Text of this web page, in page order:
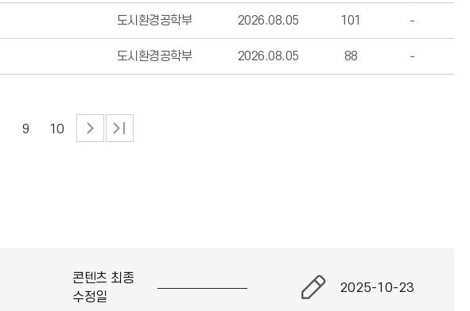
도시환경공학부 2026.08.05 101
도시환경공학부 2026.08.05 88
9 10
콘텐츠 최종
수정일
2025-10-23